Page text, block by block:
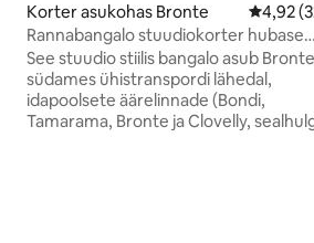
Korter asukohas Bronte
4,92
Rannabangalo stuudiokorter hubase
terrassiga
See stuudio stiilis bangalo asub
südames ühistranspordi lähedal,
idapoolsete äärelinnade (Bondi,
Tamarama, Bronte ja Clovelly,